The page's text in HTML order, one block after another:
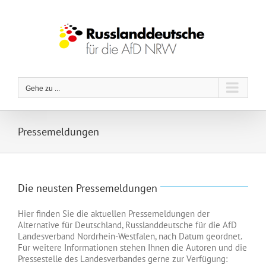
Gehe zu ...
Pressemeldungen
Die neusten Pressemeldungen
Hier finden Sie die aktuellen Pressemeldungen der
Alternative für Deutschland, Russlanddeutsche für die AfD
Landesverband Nordrhein-Westfalen, nach Datum geordnet.
Für weitere Informationen stehen Ihnen die Autoren und die
Pressestelle des Landesverbandes gerne zur Verfügung: